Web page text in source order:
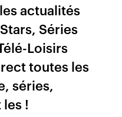
actualités
Séries
Loisirs
toutes les
séries,
!